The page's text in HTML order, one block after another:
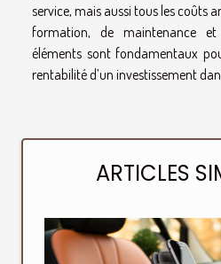
service, mais aussi tous les coûts
formation, de maintenance et
éléments sont fondamentaux
rentabilité d’un investissement
ARTICLES